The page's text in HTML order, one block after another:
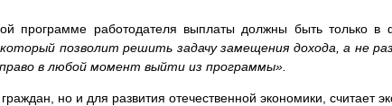
программе работодателя выплаты должны быть только в
позволит решить задачу замещения дохода, а не
в любой момент выйти из программы».
но и для развития отечественной экономики, считает